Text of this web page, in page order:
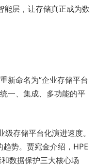
能层，让存储真正成为数
新命名为“企业存储平台
一、集成、多功能的平
存储平台化演进速度。
势。贾宛金介绍，HPE
数据保护三大核心场